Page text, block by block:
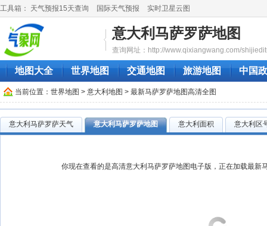
工具箱： 天气预报15天查询 国际天气预报 实时卫星云图
意大利马萨罗萨地图
查询网址：http://www.qixiangwang.com/
地图大全 世界地图 交通地图 旅游地图 中国
当前位置： 世界地图 > 意大利地图 > 最新马萨罗萨地图高清全图
意大利马萨罗萨天气 意大利马萨罗萨地图 意大利面积 意大利区
你现在查看的是高清意大利马萨罗萨地图电子版，正在加载最新